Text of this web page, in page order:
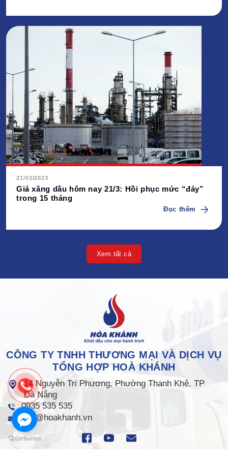
21/03/2023
Giá xăng dầu hôm nay 21/3: Hồi phục mức “đáy”
trong 15 tháng
Đọc thêm
Xem tất cả
CÔNG TY TNHH THƯƠNG MẠI VÀ DỊCH VỤ
TỔNG HỢP HOÀ KHÁNH
14 Nguyễn Tri Phương, Phường Thanh Khê, TP
Đà Nẵng
0935 535 535
info@hoakhanh.vn